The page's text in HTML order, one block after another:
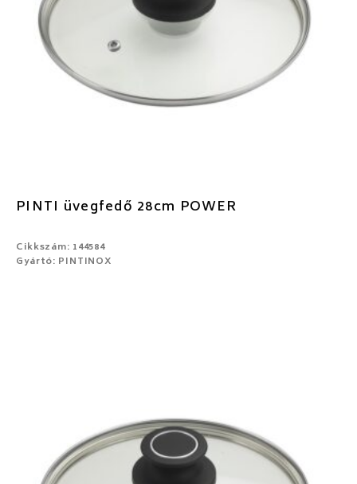
PINTI üvegfedő 28cm POWER
Cikkszám: 144584
Gyártó: PINTINOX